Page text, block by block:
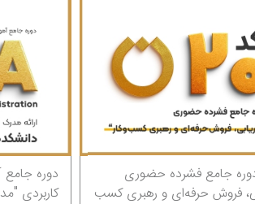
کسب
دوره جامع آموزشی، تخصصی و
کاربردی "مدیر ارشد کسب و کار -